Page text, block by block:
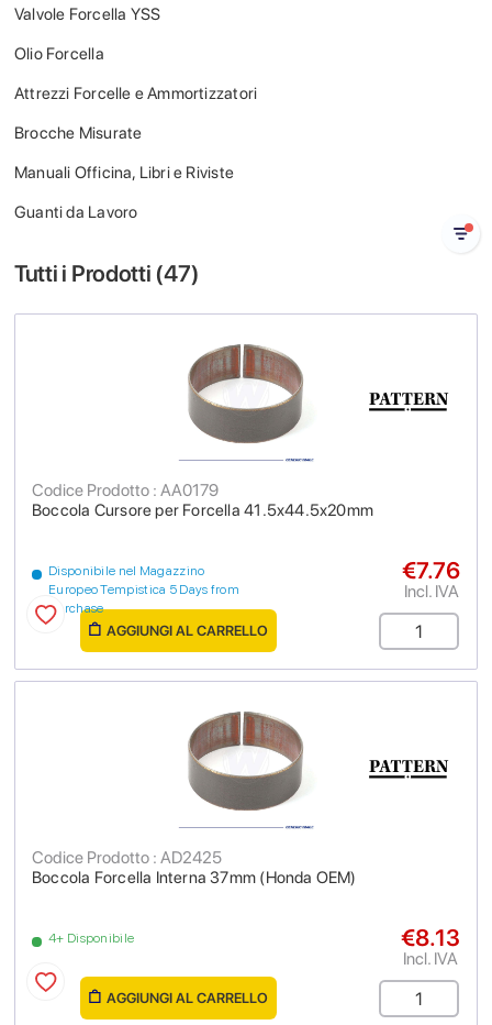
Valvole Forcella YSS
Olio Forcella
Attrezzi Forcelle e Ammortizzatori
Brocche Misurate
Manuali Officina, Libri e Riviste
Guanti da Lavoro
Tutti i Prodotti (47)
Boccola Cursore per Forcella 41.5x44.5x20mm
Codice Prodotto : AA0179
Disponibile nel Magazzino
Europeo Tempistica 5 Days from
purchase
€7.76
Incl. IVA
AGGIUNGI AL CARRELLO
Boccola Forcella Interna 37mm (Honda OEM)
Codice Prodotto : AD2425
4+ Disponibile €8.13
Incl. IVA
AGGIUNGI AL CARRELLO